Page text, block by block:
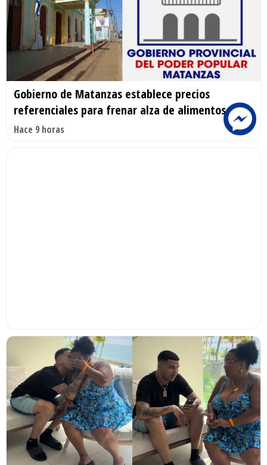
Gobierno de Matanzas establece precios
referenciales para frenar alza de alimentos
Hace 9 horas